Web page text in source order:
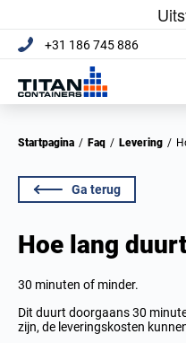
+31 186 745 886
Startpagina / Faq / Levering /
Ga terug
Hoe lang
30 minuten of minder.
Dit duurt doorgaans 30
zijn, de leveringskosten